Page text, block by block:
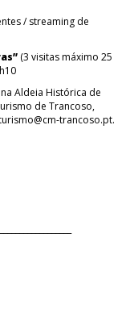
/ streaming de
(3 visitas máximo 25
Aldeia Histórica de
de Trancoso,
trancoso.pt.